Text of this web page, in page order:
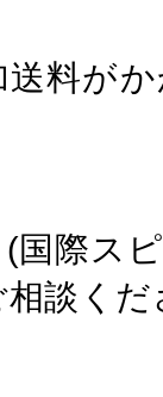
料が
国際ス
談くだ